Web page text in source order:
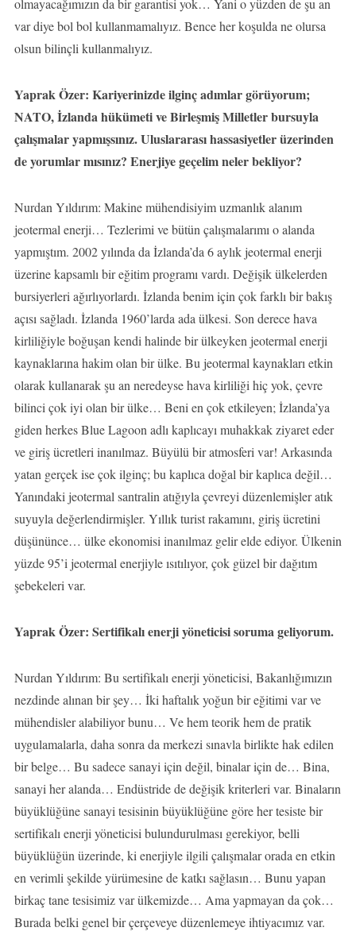
var diye bol bol kullanmamalıyız. Bence her koşulda ne olursa
olsun bilinçli kullanmalıyız.
Yaprak Özer: Kariyerinizde ilginç adımlar görüyorum;
NATO, İzlanda hükümeti ve Birleşmiş Milletler bursuyla
çalışmalar yapmışsınız. Uluslararası hassasiyetler üzerinden
de yorumlar mısınız? Enerjiye geçelim neler bekliyor?
Nurdan Yıldırım: Makine mühendisiyim uzmanlık alanım
jeotermal enerji… Tezlerimi ve bütün çalışmalarımı o alanda
yapmıştım. 2002 yılında da İzlanda’da 6 aylık jeotermal enerji
üzerine kapsamlı bir eğitim programı vardı. Değişik ülkelerden
bursiyerleri ağırlıyorlardı. İzlanda benim için çok farklı bir bakış
açısı sağladı. İzlanda 1960’larda ada ülkesi. Son derece hava
kirliliğiyle boğuşan kendi halinde bir ülkeyken jeotermal enerji
kaynaklarına hakim olan bir ülke. Bu jeotermal kaynakları etkin
olarak kullanarak şu an neredeyse hava kirliliği hiç yok, çevre
bilinci çok iyi olan bir ülke… Beni en çok etkileyen; İzlanda’ya
giden herkes Blue Lagoon adlı kaplıcayı muhakkak ziyaret eder
ve giriş ücretleri inanılmaz. Büyülü bir atmosferi var! Arkasında
yatan gerçek ise çok ilginç; bu kaplıca doğal bir kaplıca değil…
Yanındaki jeotermal santralin atığıyla çevreyi düzenlemişler atık
suyuyla değerlendirmişler. Yıllık turist rakamını, giriş ücretini
düşününce… ülke ekonomisi inanılmaz gelir elde ediyor. Ülkenin
yüzde 95’i jeotermal enerjiyle ısıtılıyor, çok güzel bir dağıtım
şebekeleri var.
Yaprak Özer: Sertifikalı enerji yöneticisi soruma geliyorum.
Nurdan Yıldırım: Bu sertifikalı enerji yöneticisi, Bakanlığımızın
nezdinde alınan bir şey… İki haftalık yoğun bir eğitimi var ve
mühendisler alabiliyor bunu… Ve hem teorik hem de pratik
uygulamalarla, daha sonra da merkezi sınavla birlikte hak edilen
bir belge… Bu sadece sanayi için değil, binalar için de… Bina,
sanayi her alanda… Endüstride de değişik kriterleri var. Binaların
büyüklüğüne sanayi tesisinin büyüklüğüne göre her tesiste bir
sertifikalı enerji yöneticisi bulundurulması gerekiyor, belli
büyüklüğün üzerinde, ki enerjiyle ilgili çalışmalar orada en etkin
en verimli şekilde yürümesine de katkı sağlasın… Bunu yapan
birkaç tane tesisimiz var ülkemizde… Ama yapmayan da çok…
Burada belki genel bir çerçeveye düzenlemeye ihtiyacımız var.